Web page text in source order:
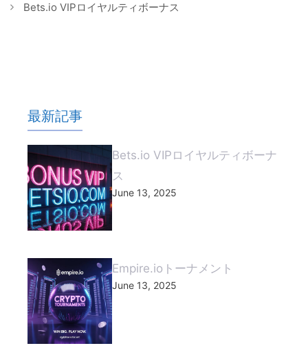
Bets.io VIPロイヤルティボーナス
最新記事
Bets.io VIPロイヤルティボーナ
ス
June 13, 2025
Empire.ioトーナメント
June 13, 2025